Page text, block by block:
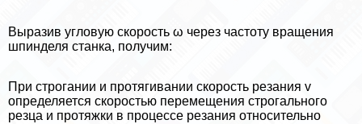
Выразив угловую скорость ω через частоту вращения
шпинделя станка, получим:
При строгании и протягивании скорость резания v
определяется скоростью перемещения строгального
резца и протяжки в процессе резания относительно